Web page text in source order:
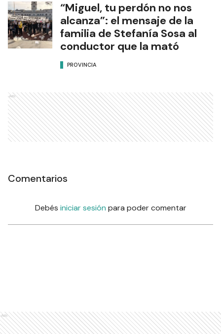
“Miguel, tu perdón no nos
alcanza”: el mensaje de la
familia de Stefanía Sosa al
conductor que la mató
PROVINCIA
Ads
Comentarios
Debés iniciar sesión para poder comentar
Ads